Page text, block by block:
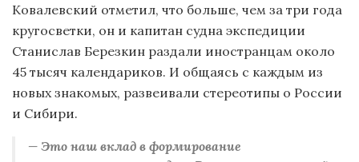
Ковалевский отметил, что больше, чем за три года
кругосветки, он и капитан судна экспедиции
Станислав Березкин раздали иностранцам около
45 тысяч календариков. И общаясь с каждым из
новых знакомых, развеивали стереотипы о России
и Сибири.
— Это наш вклад в формирование